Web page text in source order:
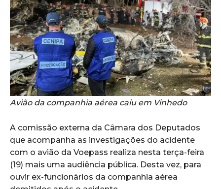
Avião da companhia aérea caiu em Vinhedo
A comissão externa da Câmara dos Deputados
que acompanha as investigações do acidente
com o avião da Voepass realiza nesta terça-feira
(19) mais uma audiência pública. Desta vez, para
ouvir ex-funcionários da companhia aérea